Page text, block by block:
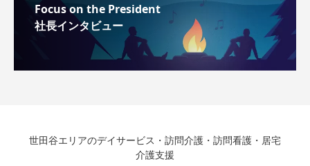
Focus on the President
社長インタビュー
世田谷エリアのデイサービス・訪問介護・訪問看護・居宅
介護支援